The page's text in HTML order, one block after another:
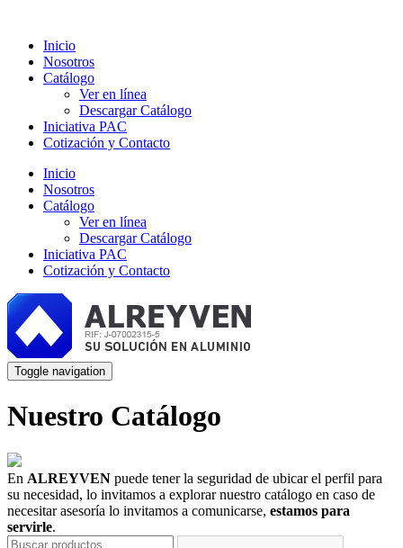
Inicio
Nosotros
Catálogo
Ver en línea
Descargar Catálogo
Iniciativa PAC
Cotización y Contacto
Inicio
Nosotros
Catálogo
Ver en línea
Descargar Catálogo
Iniciativa PAC
Cotización y Contacto
Toggle navigation
Nuestro Catálogo
En ALREYVEN puede tener la seguridad de ubicar el perfil para
su necesidad, lo invitamos a explorar nuestro catálogo en caso de
necesitar asesoría lo invitamos a comunicarse, estamos para
servirle.